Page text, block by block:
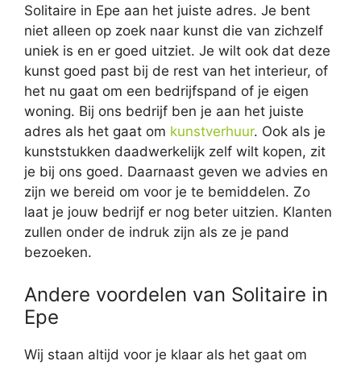
Solitaire in Epe aan het juiste adres. Je bent
niet alleen op zoek naar kunst die van zichzelf
uniek is en er goed uitziet. Je wilt ook dat deze
kunst goed past bij de rest van het interieur, of
het nu gaat om een bedrijfspand of je eigen
woning. Bij ons bedrijf ben je aan het juiste
adres als het gaat om kunstverhuur. Ook als je
kunststukken daadwerkelijk zelf wilt kopen, zit
je bij ons goed. Daarnaast geven we advies en
zijn we bereid om voor je te bemiddelen. Zo
laat je jouw bedrijf er nog beter uitzien. Klanten
zullen onder de indruk zijn als ze je pand
bezoeken.
Andere voordelen van Solitaire in
Epe
Wij staan altijd voor je klaar als het gaat om